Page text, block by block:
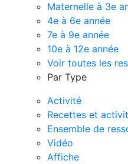
Maternelle à 3e
4e à 6e année
7e à 9e année
10e à 12e année
Voir toutes les
Par Type
Activité
Recettes et
Ensemble de
Vidéo
Affiche